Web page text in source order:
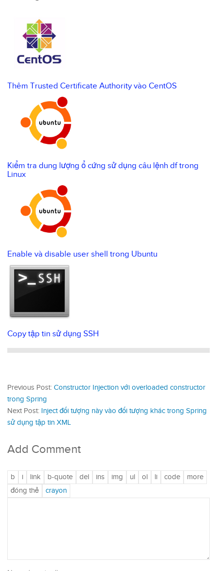
Thêm Trusted Certificate Authority vào CentOS
Kiểm tra dung lượng ổ cứng sử dụng câu lệnh df trong
Linux
Enable và disable user shell trong Ubuntu
Copy tập tin sử dụng SSH
Previous Post: Constructor Injection với overloaded constructor
trong Spring
Next Post: Inject đối tượng này vào đối tượng khác trong Spring
sử dụng tập tin XML
Add Comment